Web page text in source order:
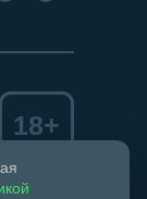
18+